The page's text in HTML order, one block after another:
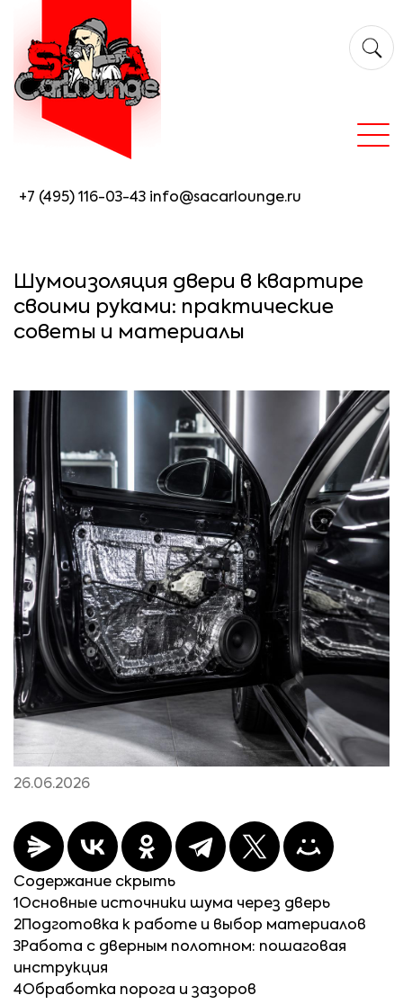
+7 (495) 116-03-43 info@sacarlounge.ru
Шумоизоляция двери в квартире
своими руками: практические
советы и материалы
26.06.2026
Содержание скрыть
1 Основные источники шума через дверь
2 Подготовка к работе и выбор материалов
3Работа с дверным полотном: пошаговая
инструкция
4Обработка порога и зазоров